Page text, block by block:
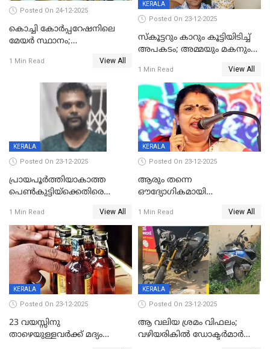
Posted On 24-12-2025
കൊച്ചി കോര്‍പ്പറേഷനിലെ
മേയര്‍ സ്ഥാനം;
രൂക്ഷം
1 Min Read View All
KERALA
Posted On 23-12-2025
സ്കൂട്ടറും കാറും കൂട്ടിയിടിച്ച്
അപകടം; അമ്മയും മകനും
ഗുരുതരാവസ്ഥയിൽ
1 Min Read View All
KERALA
Posted On 23-12-2025
പ്രായപൂർത്തിയാകാത്ത
പെൺകുട്ടിയ്ക്കെതിരെ
59 വർഷം തടവും 90,൦൦൦ രൂപ
പിഴയും ശിക്ഷ
1 Min Read View All
KERALA
Posted On 23-12-2025
ആരും തന്നെ
ഔദ്യോഗികമായി
കണ്ടെത്താൻ ഇന്ന് കോർ
കമ്മിറ്റി കൂടിയില്ല';
അതൃപ്തിയുമായി ദീപ്തി മേരി
വർഗീസ്
1 Min Read View All
KERALA
Posted On 23-12-2025
23 വയസ്സിനു
താഴെയുള്ളവർക്ക് മദ്യം
KERALA
Posted On 23-12-2025
ആ വലിയ ശ്രമം വിഫലം;
വഴിയരികില്‍ ‌ഡോക്ടര്‍മാര്‍